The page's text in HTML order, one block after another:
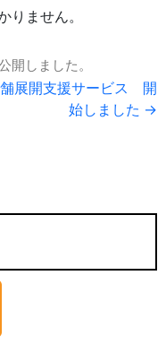
りません。
開しました。
展開支援サービス 開
始しました →